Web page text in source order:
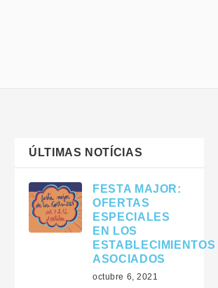
ÚLTIMAS NOTÍCIAS
FESTA MAJOR:
OFERTAS
ESPECIALES
EN LOS
ESTABLECIMIENTOS
ASOCIADOS
octubre 6, 2021